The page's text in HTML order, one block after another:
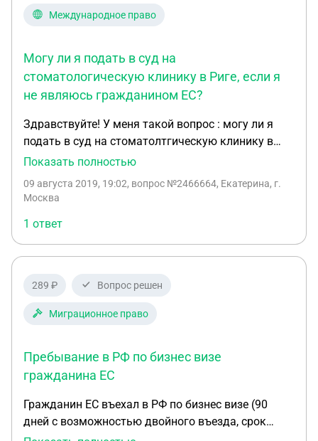
этот вопрос регулируется в праве в целом. И
вообще, возможно ли это?
Международное право
Могу ли я подать в суд на
стоматологическую клинику в Риге, если я
не являюсь гражданином ЕС?
Здравствуйте! У меня такой вопрос : могу ли я
подать в суд на стоматолтгическую клинику в
Риге ,но я не являюсь гражданином ЕС . Я
протяжении 2 лет ,на 4 тыс евро и не получила
такой ситуации?
Показать полностью
09 августа 2019, 19:02, вопрос №2466664, Екатерина, г.
Москва
1 ответ
289 ₽ Вопрос решен
Миграционное право
Пребывание в РФ по бизнес визе
гражданина ЕС
Гражданин ЕС въехал в РФ по бизнес визе (90
дней с возможностью двойного въезда, срок